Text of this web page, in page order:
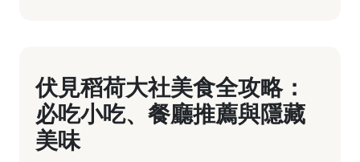
伏見稻荷大社美食全攻略：
必吃小吃、餐廳推薦與隱藏
美味